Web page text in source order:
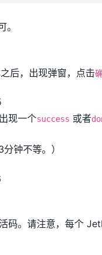
。
后，出现弹窗，点击
现一个success 或者
钟不等。）
码。请注意，每个